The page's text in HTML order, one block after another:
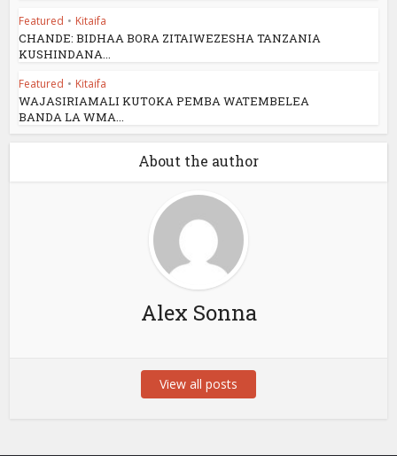
Featured • Kitaifa
CHANDE: BIDHAA BORA ZITAIWEZESHA TANZANIA
KUSHINDANA...
Featured • Kitaifa
WAJASIRIAMALI KUTOKA PEMBA WATEMBELEA
BANDA LA WMA...
About the author
Alex Sonna
View all posts